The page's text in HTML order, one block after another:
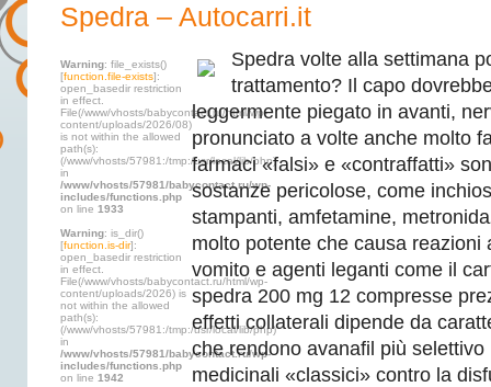
Spedra – Autocarri.it
Warning: file_exists()
[function.file-exists]:
open_basedir restriction
in effect.
File(/www/vhosts/babycontact.ru/html/wp-
content/uploads/2026/08)
is not within the allowed
path(s):
(/www/vhosts/57981:/tmp:/usr/local/lib/php)
in
/www/vhosts/57981/babycontact.ru/wp-
includes/functions.php
on line 1933
Warning: is_dir()
[function.is-dir]:
open_basedir restriction
in effect.
File(/www/vhosts/babycontact.ru/html/wp-
content/uploads/2026) is
not within the allowed
path(s):
(/www/vhosts/57981:/tmp:/usr/local/lib/php)
in
/www/vhosts/57981/babycontact.ru/wp-
includes/functions.php
on line 1942
Spedra volte alla settimana
trattamento? Il capo
leggermente piegato in avanti,
pronunciato a volte anche molto
farmaci «falsi» e «contraffatti»
sostanze pericolose, come
stampanti, amfetamine,
molto potente che causa reazioni
vomito e agenti leganti come il
spedra 200 mg 12 compresse
effetti collaterali dipende da
che rendono avanafil più selettivo
medicinali «classici» contro la